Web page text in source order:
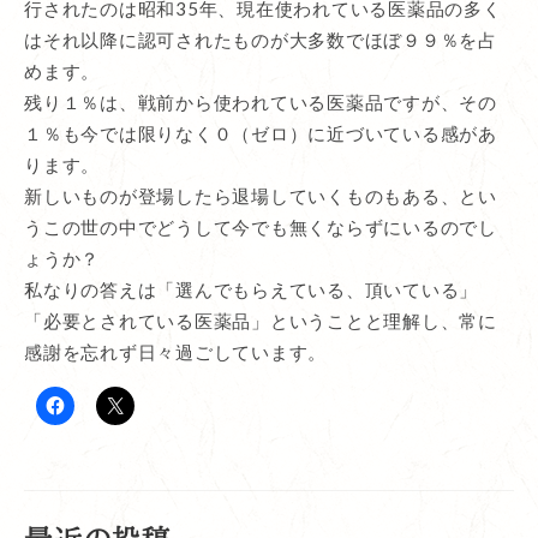
浄血湯
煎じ薬の作り方・飲み方
よくあるご質問
安全性 / 小児の服用
服薬期間
煎じる方法
飲み併せ
行されたのは昭和35年、現在使われている医薬品の多く
はそれ以降に認可されたものが大多数でほぼ９９％を占
めます。
残り１％は、戦前から使われている医薬品ですが、その
１％も今では限りなく０（ゼロ）に近づいている感があ
ります。
新しいものが登場したら退場していくものもある、とい
うこの世の中でどうして今でも無くならずにいるのでし
ょうか？
私なりの答えは「選んでもらえている、頂いている」
「必要とされている医薬品」ということと理解し、常に
感謝を忘れず日々過ごしています。